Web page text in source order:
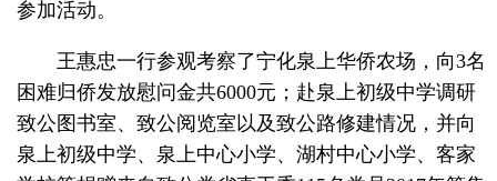
参加活动。
王惠忠一行参观考察了宁化泉上华侨农场，向3名
困难归侨发放慰问金共6000元；赴泉上初级中学调研
致公图书室、致公阅览室以及致公路修建情况，并向
泉上初级中学、泉上中心小学、湖村中心小学、客家